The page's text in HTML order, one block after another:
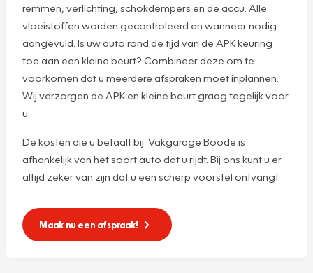
remmen, verlichting, schokdempers en de accu. Alle
vloeistoffen worden gecontroleerd en wanneer nodig
aangevuld. Is uw auto rond de tijd van de APK keuring
toe aan een kleine beurt? Combineer deze om te
voorkomen dat u meerdere afspraken moet inplannen.
Wij verzorgen de APK en kleine beurt graag tegelijk voor
u.
De kosten die u betaalt bij Vakgarage Boode is
afhankelijk van het soort auto dat u rijdt. Bij ons kunt u er
altijd zeker van zijn dat u een scherp voorstel ontvangt.
Maak nu een afspraak!